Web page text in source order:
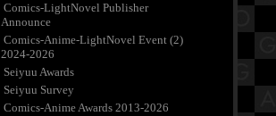
Comics-LightNovel Publisher
Announce
Comics-Anime-LightNovel Event (2)
2024-2026
Seiyuu Awards
Seiyuu Survey
Comics-Anime Awards 2013-2026